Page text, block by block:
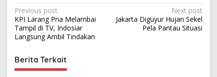
P
o
s
t
n
Previous post
KPI Larang Pria Melambai
Tampil di TV, Indosiar
Langsung Ambil Tindakan
Next post
Jakarta Diguyur Hujan Sekel
Pela Pantau Situasi
Berita Terkait